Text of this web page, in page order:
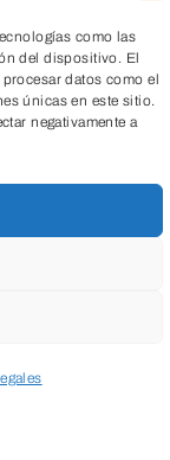
como las
del dispositivo. El
datos como el
únicas en este sitio.
negativamente a
que